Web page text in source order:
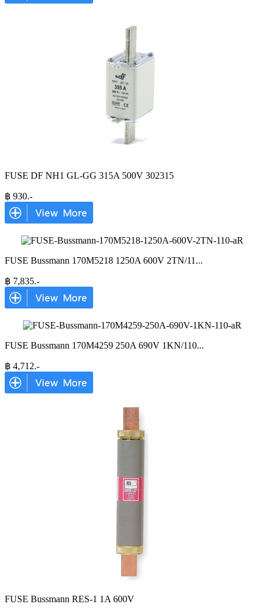
FUSE DF NH1 GL-GG 315A 500V 302315
฿ 930.-
FUSE Bussmann 170M5218 1250A 600V 2TN/11 ...
฿ 7,835.-
FUSE Bussmann 170M4259 250A 690V 1KN/110...
฿ 4,712.-
FUSE Bussmann RES-1 1A 600V